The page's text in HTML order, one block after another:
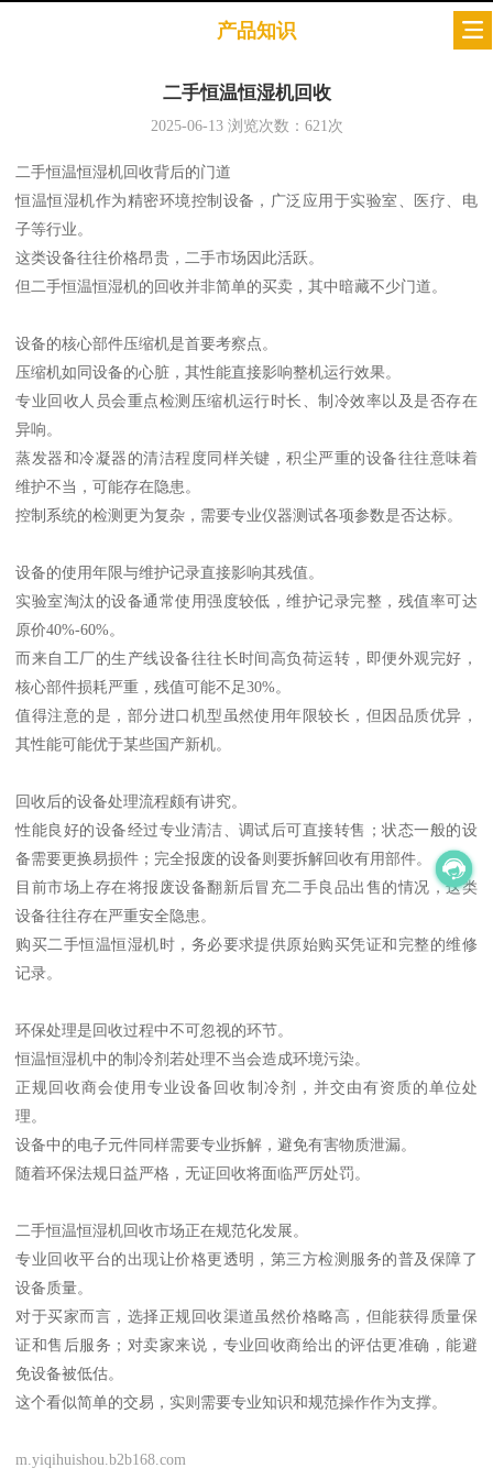
产品知识
二手恒温恒湿机回收
2025-06-13浏览次数： 621次
二手恒温恒湿机回收背后的门道
恒温恒湿机作为精密环境控制设备，广泛应用于实验室、医疗、电
子等行业。
这类设备往往价格昂贵，二手市场因此活跃。
但二手恒温恒湿机的回收并非简单的买卖，其中暗藏不少门道。
设备的核心部件压缩机是首要考察点。
压缩机如同设备的心脏，其性能直接影响整机运行效果。
专业回收人员会重点检测压缩机运行时长、制冷效率以及是否存在
异响。
蒸发器和冷凝器的清洁程度同样关键，积尘严重的设备往往意味着
维护不当，可能存在隐患。
控制系统的检测更为复杂，需要专业仪器测试各项参数是否达标。
设备的使用年限与维护记录直接影响其残值。
实验室淘汰的设备通常使用强度较低，维护记录完整，残值率可达
原价40%-60%。
而来自工厂的生产线设备往往长时间高负荷运转，即便外观完好，
核心部件损耗严重，残值可能不足30%。
值得注意的是，部分进口机型虽然使用年限较长，但因品质优异，
其性能可能优于某些国产新机。
回收后的设备处理流程颇有讲究。
性能良好的设备经过专业清洁、调试后可直接转售；状态一般的设
备需要更换易损件；完全报废的设备则要拆解回收有用部件。
目前市场上存在将报废设备翻新后冒充二手良品出售的情况，这类
设备往往存在严重安全隐患。
购买二手恒温恒湿机时，务必要求提供原始购买凭证和完整的维修
记录。
环保处理是回收过程中不可忽视的环节。
恒温恒湿机中的制冷剂若处理不当会造成环境污染。
正规回收商会使用专业设备回收制冷剂，并交由有资质的单位处
理。
设备中的电子元件同样需要专业拆解，避免有害物质泄漏。
随着环保法规日益严格，无证回收将面临严厉处罚。
二手恒温恒湿机回收市场正在规范化发展。
专业回收平台的出现让价格更透明，第三方检测服务的普及保障了
设备质量。
对于买家而言，选择正规回收渠道虽然价格略高，但能获得质量保
证和售后服务；对卖家来说，专业回收商给出的评估更准确，能避
免设备被低估。
这个看似简单的交易，实则需要专业知识和规范操作作为支撑。
m.yiqihuishou.b2b168.com